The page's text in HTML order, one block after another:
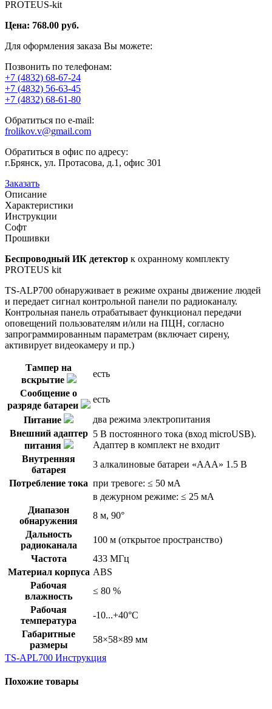
PROTEUS-kit
Цена: 768.00 руб.
Для оформления заказа Вы можете:
Позвонить по телефонам:
+7 (4832) 68-67-24
+7 (4832) 56-63-45
+7 (4832) 68-61-80
Обратиться по e-mail:
frolikov.v@gmail.com
Обратиться в офис по адресу:
г.Брянск, ул. Протасова, д.1, офис 301
Заказать
Описание
Характеристики
Инструкции
Софт
Прошивки
Беспроводный ИК детектор к охранному комплекту
PROTEUS kit
TS-ALP700 обнаруживает в режиме охраны движение людей
и передает сигнал контрольной панели по радиоканалу.
Контрольная панель отрабатывает функционал передачи
оповещений пользователям и/или на ПЦН, согласно
запрограммированным параметрам (включает сирену,
активирует видеокамеру и пр.)
Тампер на
вскрытие
есть
Сообщение о
разряде батареи
есть
Питание
два режима электропитания
Внешний адаптер
питания
5 В постоянного тока (вход microUSB).
Адаптер в комплект не входит
Внутренняя
батарея
3 алкалиновые батареи «AAA» 1.5 В
Потребление тока при тревоге: ≤ 50 мА
в дежурном режиме: ≤ 25 мA
Диапазон
обнаружения
8 м, 90°
Дальность
радиоканала
100 м (открытое пространство)
Частота
433 МГц
Материал корпуса ABS
Рабочая
влажность
≤ 80 %
Рабочая
температура
-10...+40°С
Габаритные
размеры
58×58×89 мм
TS-APL700 Инструкция
Похожие товары